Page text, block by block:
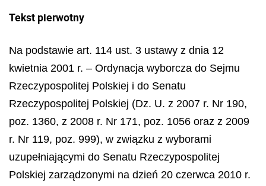
Tekst pierwotny
Na podstawie art. 114 ust. 3 ustawy z dnia 12
kwietnia 2001 r. – Ordynacja wyborcza do Sejmu
Rzeczypospolitej Polskiej i do Senatu
Rzeczypospolitej Polskiej (Dz. U. z 2007 r. Nr 190,
poz. 1360, z 2008 r. Nr 171, poz. 1056 oraz z 2009
r. Nr 119, poz. 999), w związku z wyborami
uzupełniającymi do Senatu Rzeczypospolitej
Polskiej zarządzonymi na dzień 20 czerwca 2010 r.